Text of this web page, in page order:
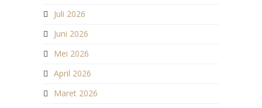
Juli 2026
Juni 2026
Mei 2026
April 2026
Maret 2026